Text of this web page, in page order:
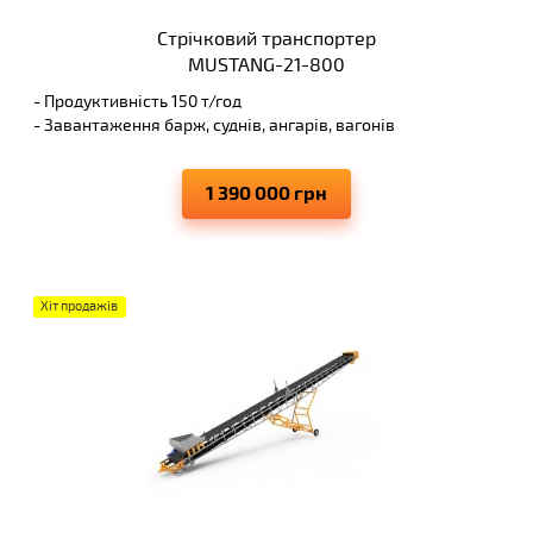
Стрічковий транспортер
MUSTANG-21-800
1 390 000 грн
- Продуктивність 150 т/год
- Завантаження барж, суднів, ангарів, вагонів
- Виключає просипання матеріалів, що переміщуються
Хіт продажів